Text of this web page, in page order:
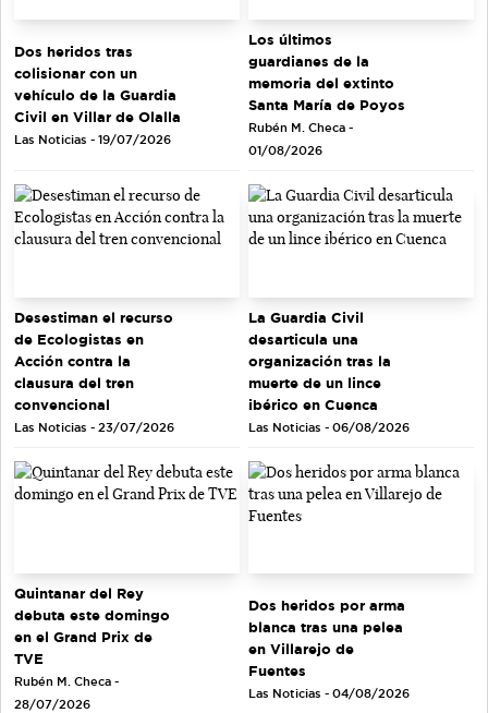
Dos heridos tras
colisionar con un
vehículo de la Guardia
Civil en Villar de Olalla
Las Noticias - 19/07/2026
Los últimos
guardianes de la
memoria del extinto
Santa María de Poyos
Rubén M. Checa -
01/08/2026
Desestiman el recurso
de Ecologistas en
Acción contra la
clausura del tren
convencional
Las Noticias - 23/07/2026
La Guardia Civil
desarticula una
organización tras la
muerte de un lince
ibérico en Cuenca
Las Noticias - 06/08/2026
Quintanar del Rey
debuta este domingo
en el Grand Prix de
TVE
Rubén M. Checa -
28/07/2026
Dos heridos por arma
blanca tras una pelea
en Villarejo de
Fuentes
Las Noticias - 04/08/2026